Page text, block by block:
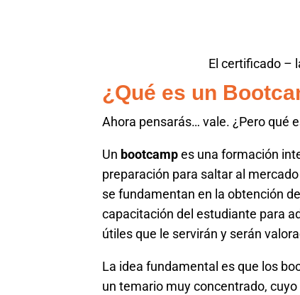
El certificado –
¿Qué es un
Ahora pensarás… vale. ¿Pero qué
Un bootcampes una formación
preparación para saltar al
se fundamentan en la obtención
capacitación del estudiante para
útiles que le servirán y serán
La idea fundamental es que los
un temario muy concentrado,